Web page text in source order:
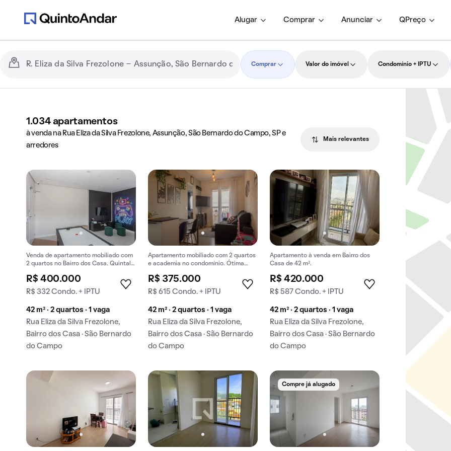
Alugar Comprar Anunciar QPreço
Comprar Valor do imóvel Condomínio + IPTU
1.034 apartamentos
à venda na Rua Eliza da Silva Frezolone, Assunção, São Bernardo do Campo, SP e
arredores
Mais relevantes
Venda de apartamento mobiliado com
2 quartos no Bairro dos Casa. Quintal,
R$ 400.000
R$ 332 Condo. + IPTU
42 m² · 2 quartos · 1 vaga
Rua Eliza da Silva Frezolone,
Bairro dos Casa · São Bernardo
do Campo
Apartamento mobiliado com 2 quartos
e academia no condomínio. Ótima
R$ 375.000
R$ 615 Condo. + IPTU
42 m² · 2 quartos · 1 vaga
Rua Eliza da Silva Frezolone,
Bairro dos Casa · São Bernardo
do Campo
Apartamento à venda em Bairro dos
Casa de 42 m².
R$ 420.000
R$ 587 Condo. + IPTU
42 m² · 2 quartos · 1 vaga
Rua Eliza da Silva Frezolone,
Bairro dos Casa · São Bernardo
do Campo
Compre já alugado